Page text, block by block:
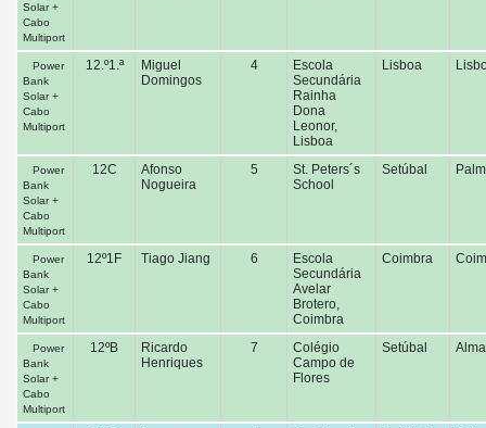
Solar +
Cabo
Multiport
Power
Bank
Solar +
Cabo
Multiport
12.º1.ª
Miguel
Domingos
4
Escola
Secundária
Rainha
Dona
Leonor,
Lisboa
Lisboa
Power
Bank
Solar +
Cabo
Multiport
12C
Afonso
Nogueira
5
St. Peters´s
School
Setúbal
Power
Bank
Solar +
Cabo
Multiport
12º1F Tiago Jiang 6
Escola
Secundária
Avelar
Brotero,
Coimbra
Coimbra
Power
Bank
Solar +
Cabo
Multiport
12ºB
Ricardo
Henriques
7
Colégio
Campo de
Flores
Setúbal